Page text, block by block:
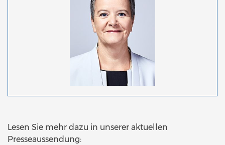
Lesen Sie mehr dazu in unserer aktuellen
Presseaussendung: